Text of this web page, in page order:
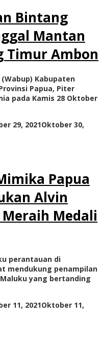
Bintang
Mantan
Timur Ambon
Kabupaten
Papua, Piter
pada Kamis 28 Oktober
29, 2021Oktober 30,
Papua
Alvin
Medali
perantauan di
mendukung penampilan
yang bertanding
11, 2021Oktober 11,